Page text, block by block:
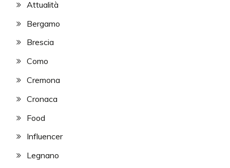
Attualità
Bergamo
Brescia
Como
Cremona
Cronaca
Food
Influencer
Legnano